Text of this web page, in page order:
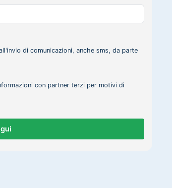
di comunicazioni, anche sms, da parte
con partner terzi per motivi di